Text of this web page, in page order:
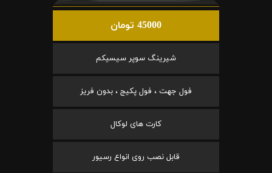
45000 تومان
شیرینگ سوپر سیسیکم
فول جهت ، فول پکیج ، بدون فریز
کارت های لوکال
قابل نصب روی انواع رسیور